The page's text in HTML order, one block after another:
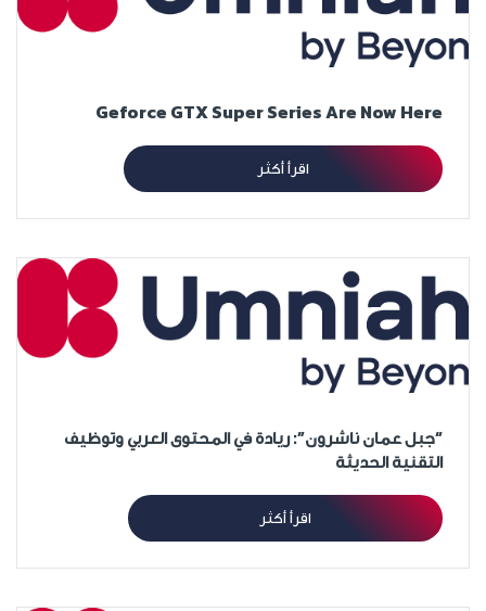
Geforce GTX Super Series Are Now Here
اقرأ أكثر
“جبل عمان ناشرون”: ريادة في المحتوى العربي وتوظيف
التقنية الحديثة
اقرأ أكثر